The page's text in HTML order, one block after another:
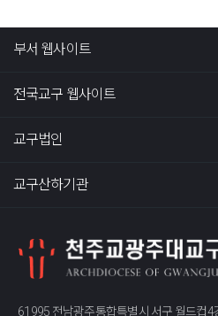
부서 웹사이트
전국교구 웹사이트
교구법인
교구산하기관
61995 전남광주통합특별시 서구 월드컵